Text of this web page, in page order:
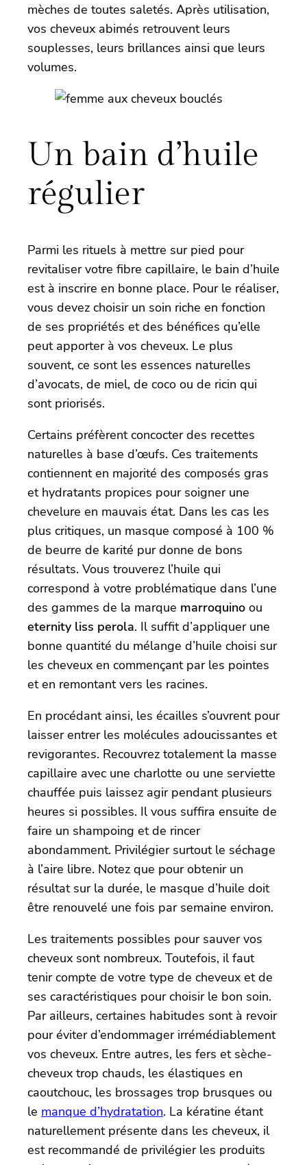
mèches de toutes saletés. Après utilisation,
vos cheveux abimés retrouvent leurs
souplesses, leurs brillances ainsi que leurs
volumes.
Un bain d’huile
régulier
Parmi les rituels à mettre sur pied pour
revitaliser votre fibre capillaire, le bain d’huile
est à inscrire en bonne place. Pour le réaliser,
vous devez choisir un soin riche en fonction
de ses propriétés et des bénéfices qu’elle
peut apporter à vos cheveux. Le plus
souvent, ce sont les essences naturelles
d’avocats, de miel, de coco ou de ricin qui
sont priorisés.
Certains préfèrent concocter des recettes
naturelles à base d’œufs. Ces traitements
contiennent en majorité des composés gras
et hydratants propices pour soigner une
chevelure en mauvais état. Dans les cas les
plus critiques, un masque composé à 100 %
de beurre de karité pur donne de bons
résultats. Vous trouverez l’huile qui
correspond à votre problématique dans l’une
des gammes de la marque marroquino ou
eternity liss perola. Il suffit d’appliquer une
bonne quantité du mélange d’huile choisi sur
les cheveux en commençant par les pointes
et en remontant vers les racines.
En procédant ainsi, les écailles s’ouvrent pour
laisser entrer les molécules adoucissantes et
revigorantes. Recouvrez totalement la masse
capillaire avec une charlotte ou une serviette
chauffée puis laissez agir pendant plusieurs
heures si possibles. Il vous suffira ensuite de
faire un shampoing et de rincer
abondamment. Privilégier surtout le séchage
à l’aire libre. Notez que pour obtenir un
résultat sur la durée, le masque d’huile doit
être renouvelé une fois par semaine environ.
Les traitements possibles pour sauver vos
cheveux sont nombreux. Toutefois, il faut
tenir compte de votre type de cheveux et de
ses caractéristiques pour choisir le bon soin.
Par ailleurs, certaines habitudes sont à revoir
pour éviter d’endommager irrémédiablement
vos cheveux. Entre autres, les fers et sèche-
cheveux trop chauds, les élastiques en
caoutchouc, les brossages trop brusques ou
le manque d’hydratation. La kératine étant
naturellement présente dans les cheveux, il
est recommandé de privilégier les produits